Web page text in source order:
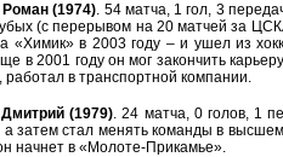
(1974). 54 матча, 1 гол, 3
(с перерывом на 20 матчей за
«Химик» в 2003 году – и ушел из
в 2001 году он мог закончить
работал в транспортной компании.
Дмитрий (1979). 24 матча, 0 голов, 1
а затем стал менять команды в
начнет в «Молоте-Прикамье».